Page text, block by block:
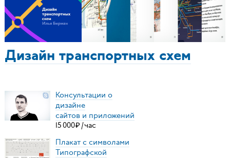
Дизайн транспортных схем
Консультации о
дизайне
сайтов и приложений
15000₽ /час
Плакат с символами
Типографской